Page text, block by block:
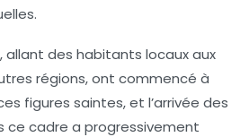
allant des habitants locaux aux
régions, ont commencé à
figures saintes, et l’arrivée des
ce cadre a progressivement